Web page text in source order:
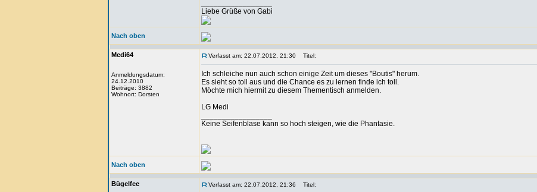
Liebe Grüße von Gabi
Nach oben
Medi64
Anmeldungsdatum:
24.12.2010
Beiträge: 3882
Wohnort: Dorsten
Verfasst am: 22.07.2012, 21:30 Titel:
Ich schleiche nun auch schon einige Zeit um dieses "Boutis" herum.
Es sieht so toll aus und die Chance es zu lernen finde ich toll.
Möchte mich hiermit zu diesem Thementisch anmelden.
LG Medi
Keine Seifenblase kann so hoch steigen, wie die Phantasie.
Nach oben
Bügelfee Verfasst am: 22.07.2012, 21:36 Titel: